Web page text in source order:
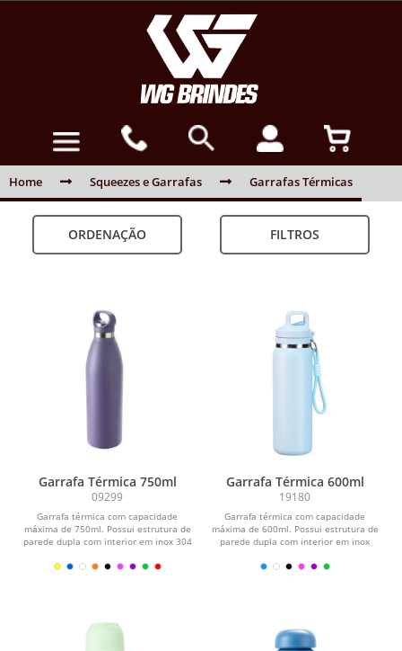
Home Squeezes e Garrafas Garrafas Térmicas
ORDENAÇÃO FILTROS
Garrafa Térmica 750ml
09299
Garrafa térmica com capacidade
máxima de 750ml. Possui estrutura de
parede dupla com interior em inox 304
Garrafa Térmica 600ml
19180
Garrafa térmica com capacidade
máxima de 600ml. Possui estrutura de
parede dupla com interior em inox